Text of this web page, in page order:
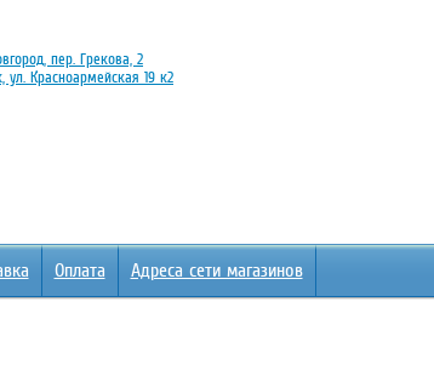
Оплата Адреса сети магазинов
пер. Грекова, 2
ул. Красноармейская 19 к2